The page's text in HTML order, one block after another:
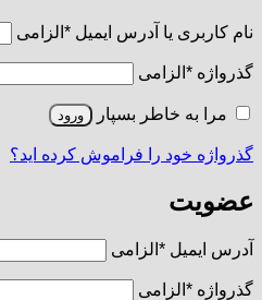
نام کاربری یا آدرس ایمیل * الزامی
گذرواژه * الزامی
مرا به خاطر بسپار ورود
گذرواژه خود را فراموش کرده اید؟
عضویت
آدرس ایمیل * الزامی
گذرواژه * الزامی